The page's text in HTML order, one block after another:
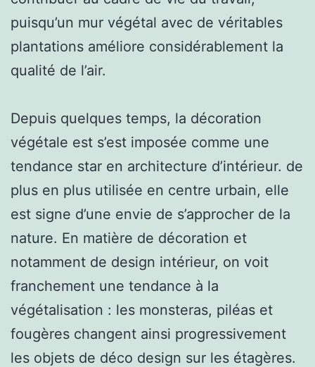
puisqu’un mur végétal avec de véritables
plantations améliore considérablement la
qualité de l’air.
Depuis quelques temps, la décoration
végétale est s’est imposée comme une
tendance star en architecture d’intérieur. de
plus en plus utilisée en centre urbain, elle
est signe d’une envie de s’approcher de la
nature. En matière de décoration et
notamment de design intérieur, on voit
franchement une tendance à la
végétalisation : les monsteras, piléas et
fougères changent ainsi progressivement
les objets de déco design sur les étagères.